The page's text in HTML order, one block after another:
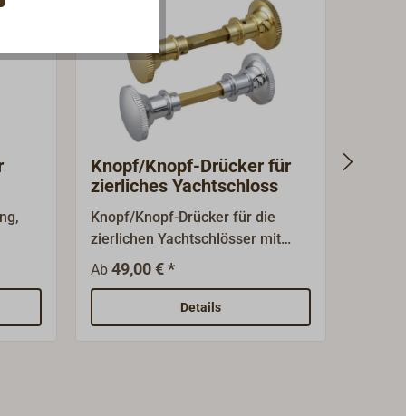
Knopf/Knopf-Drücker für
zierliches Yachtschloss
Knopf/Knopf-Drücker für die
zierlichen Yachtschlösser mit
einem 7 mm Vierkant.Lieferbar
für Einsteck- oder
Kastenschlösser, Messing poliert
oder vernickelt.
Ab 49,00 € *
Details